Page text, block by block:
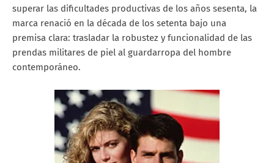
superar las dificultades productivas de los años sesenta, la
marca renació en la década de los setenta bajo una
premisa clara: trasladar la robustez y funcionalidad de las
prendas militares de piel al guardarropa del hombre
contemporáneo.